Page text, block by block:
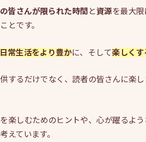
皆さんが限られた時間 と資源を最大
とです。
日常生活をより豊かに、そして楽しく
するだけでなく、読者の皆さんに楽
楽しむためのヒントや、心が躍るよ
えています。